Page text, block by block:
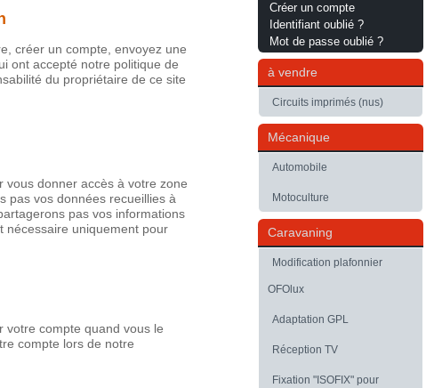
créer un compte, envoyez une
ont accepté notre politique de
du propriétaire de ce site
vous donner accès à votre zone
pas vos données recueillies à
pas vos informations
nécessaire uniquement pour
votre compte quand vous le
compte lors de notre
Créer un compte
Identifiant oublié ?
Mot de passe oublié ?
à vendre
Circuits imprimés (nus)
Mécanique
Automobile
Motoculture
Caravaning
Modification plafonnier
OFOlux
Adaptation GPL
Réception TV
Fixation "ISOFIX" pour